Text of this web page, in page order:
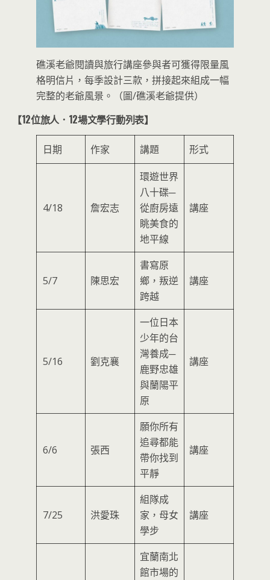
礁溪老爺閱讀與旅行講座參與者可獲得限量風
格明信片，每季設計三款，拼接起來組成一幅
完整的老爺風景。（圖/礁溪老爺提供）
【12位旅人．12場文學行動列表】
日期 作家 講題 形式
4/18 詹宏志
環遊世界
八十碟─
從廚房遠
眺美食的
地平線
講座
5/7 陳思宏
書寫原
鄉，叛逆
跨越
講座
5/16 劉克襄
一位日本
少年的台
灣養成─
鹿野忠雄
與蘭陽平
原
講座
6/6 張西
願你所有
追尋都能
帶你找到
平靜
講座
7/25 洪愛珠
組隊成
家，母女
學步
講座
宜蘭南北
館市場的